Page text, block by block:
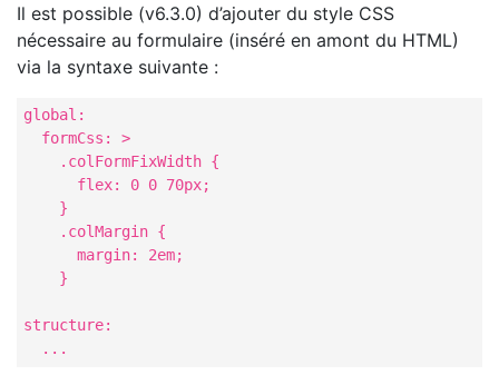
Il est possible (v6.3.0) d’ajouter du style CSS
nécessaire au formulaire (inséré en amont du HTML)
via la syntaxe suivante :
global:
  formCss: >
    .colFormFixWidth {
      flex: 0 0 70px;
    }
    .colMargin {
      margin: 2em;
    }
structure:
  ...